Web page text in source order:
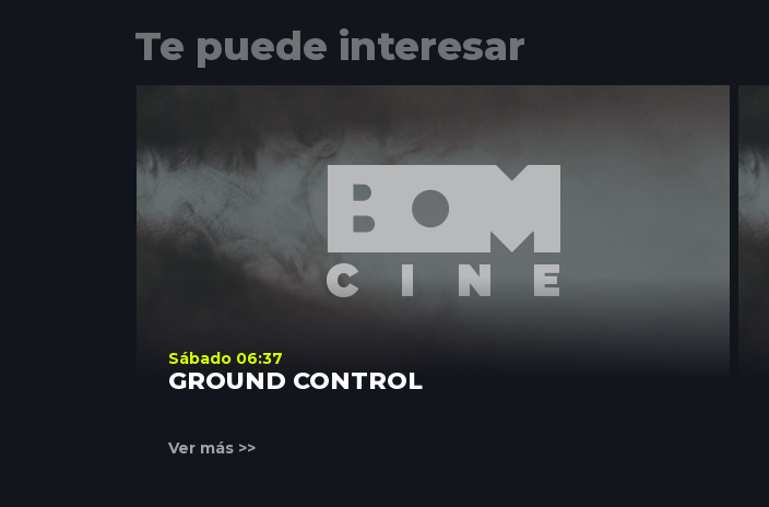
Te puede interesar
Sábado 06:37
GROUND CONTROL
Ver más >>